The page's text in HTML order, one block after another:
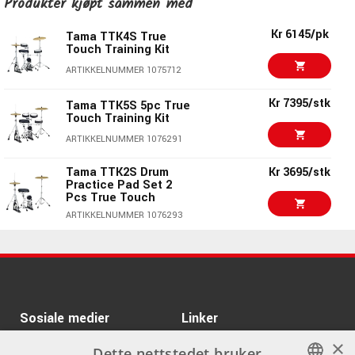
Evans B16UV1
ARTIKKELNUMMER 1051421
Evans G12 Coated-
ARTIKKELNUMMER 1091995
Kr 285
Evans TT12EC2S 12"
ARTIKKELNUMMER 1027441
Kr 335/stk
Evans B16EC2S 16"
Edge Control
Kr 405/stk
ARTIKKELNUMMER 1079692
Tama TTK4S True
Touch Training Kit
ARTIKKELNUMMER 1075712
Kr 6145/pk
Tama TTK5S 5pc True
Touch Training Kit
ARTIKKELNUMMER 1076291
Kr 7395/stk
Tama TTK2S Drum
Practice Pad Set 2
Pcs True Touch
ARTIKKELNUMMER 1076293
Kr 3695/stk
Mapex MA-PD08KR
Meinl MMP12SF 12"
Marshmallow Pad Sea
Sosiale medier Linker
Om Oss ×